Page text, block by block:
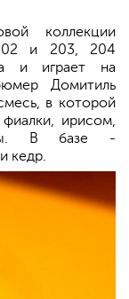
коллекции
и 203, 204
и играет на
Домитиль
в которой
ирисом,
В базе -
кедр.